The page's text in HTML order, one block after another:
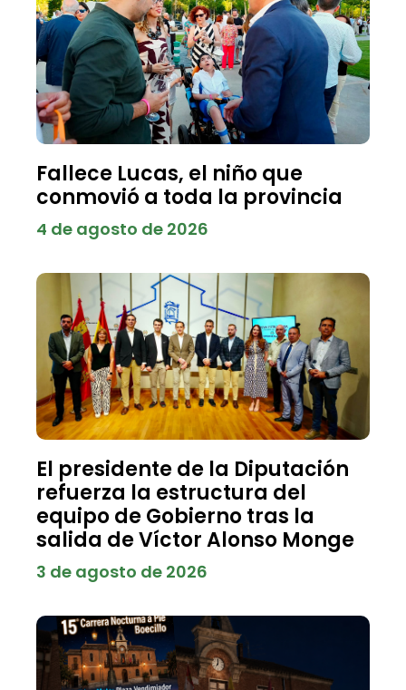
Fallece Lucas, el niño que
conmovió a toda la provincia
4 de agosto de 2026
El presidente de la Diputación
refuerza la estructura del
equipo de Gobierno tras la
salida de Víctor Alonso Monge
3 de agosto de 2026